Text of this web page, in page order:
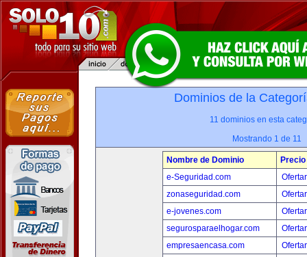
Dominios de la
11 dominios en esta
Mostrando 1 de 11
Nombre de Dominio
Precio
e-Seguridad.com
zonaseguridad.com
e-jovenes.com
segurosparaelhogar.com
empresaencasa.com